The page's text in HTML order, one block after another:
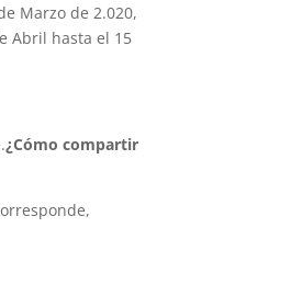
Marzo de 2.020,
Abril hasta el 15
¿Cómo compartir